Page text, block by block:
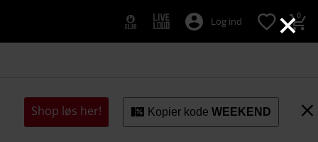
×
Log ind 0
Shop løs her! Kopier kode WEEKEND